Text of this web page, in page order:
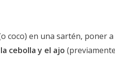
coco) en una sartén, poner
la cebolla y el ajo